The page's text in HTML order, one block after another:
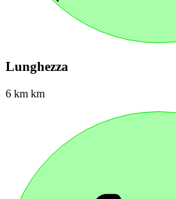
Lunghezza
6 km km